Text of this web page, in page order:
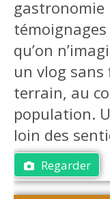
gastronomie
qu’on
un vlog
terrain, au
population.
loin des
Regarder